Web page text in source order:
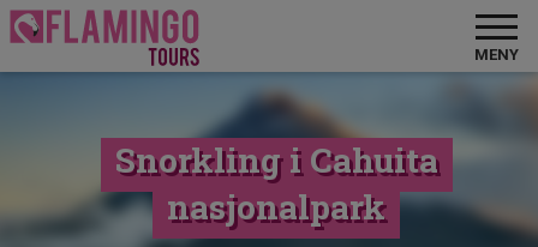
MENY
Snorkling i Cahuita
nasjonalpark